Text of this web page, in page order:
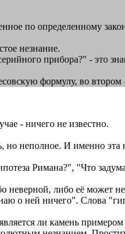
по определенному
незнание.
прибора?" - это
формулу, во
- ничего не известно.
но неполное. И именно эта
Римана?", "Что
либо её может
о ней ничего". Слова
ли камень